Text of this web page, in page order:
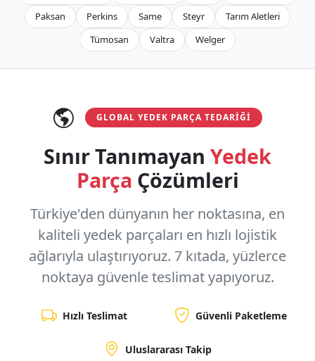
Paksan
Perkins Same Steyr
Tarım Aletleri
Tümosan
Valtra Welger
GLOBAL YEDEK PARÇA TEDARIĞI
Sınır Tanımayan Yedek
Parça Çözümleri
Türkiye'den dünyanın her noktasına, en
kaliteli yedek parçaları en hızlı lojistik
ağlarıyla ulaştırıyoruz. 7 kıtada, yüzlerce
noktaya güvenle teslimat yapıyoruz.
Hızlı Teslimat Güvenli Paketleme
Uluslararası Takip